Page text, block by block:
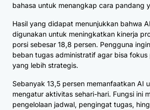
bahasa untuk menangkap cara pandang
Hasil yang didapat menunjukkan bahwa
digunakan untuk meningkatkan kinerja
porsi sebesar 18,8 persen. Pengguna
beban tugas administratif agar bisa
yang lebih strategis.
Sebanyak 13,5 persen memanfaatkan AI
mengatur aktivitas sehari-hari. Fungsi ini
pengelolaan jadwal, pengingat tugas,